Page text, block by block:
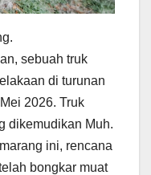
sebuah truk
di turunan
2026. Truk
dikemudikan Muh.
ini, rencana
bongkar muat